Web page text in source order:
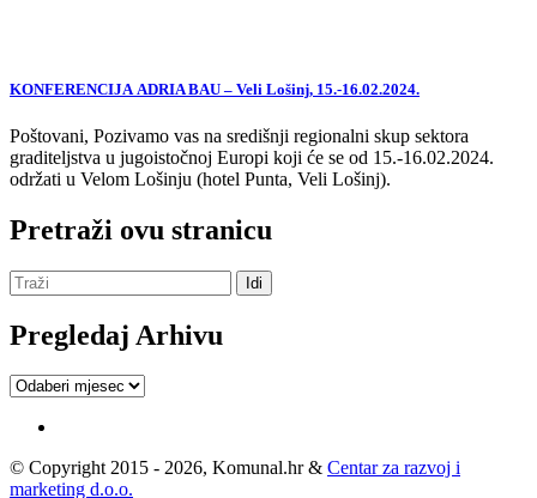
KONFERENCIJA ADRIA BAU – Veli Lošinj, 15.-16.02.2024.
Poštovani, Pozivamo vas na središnji regionalni skup sektora
graditeljstva u jugoistočnoj Europi koji će se od 15.-16.02.2024.
održati u Velom Lošinju (hotel Punta, Veli Lošinj).
Pretraži ovu stranicu
Pregledaj Arhivu
Pregledaj
© Copyright 2015 - 2026, Komunal.hr & Centar za razvoj i
marketing d.o.o.